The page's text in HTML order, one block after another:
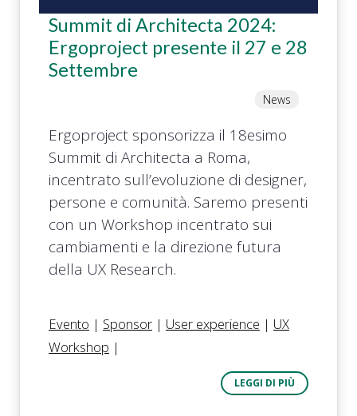
Summit di Architecta 2024:
Ergoproject presente il 27 e 28
Settembre
News
Ergoproject sponsorizza il 18esimo
Summit di Architecta a Roma,
incentrato sull’evoluzione di designer,
persone e comunità. Saremo presenti
con un Workshop incentrato sui
cambiamenti e la direzione futura
della UX Research.
Evento | Sponsor | User experience | UX
Workshop |
LEGGI DI PIÙ